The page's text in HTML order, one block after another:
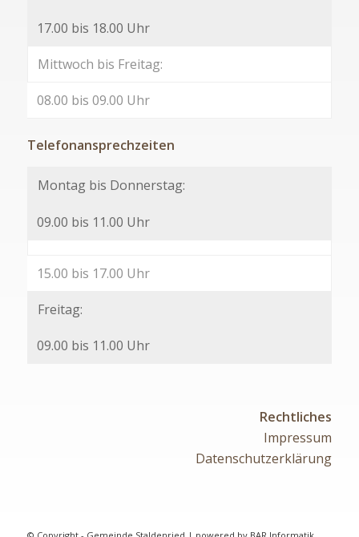
17.00 bis 18.00 Uhr
Mittwoch bis Freitag:
08.00 bis 09.00 Uhr
Telefonansprechzeiten
Montag bis Donnerstag:
09.00 bis 11.00 Uhr
15.00 bis 17.00 Uhr
Freitag:
09.00 bis 11.00 Uhr
Rechtliches
Impressum
Datenschutzerklärung